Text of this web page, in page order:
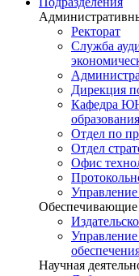
Ректорат
Служба
Дирекция
Кафедра
Отдел по
Отдел
Офис
Обеспечивающие
Управление
Научная